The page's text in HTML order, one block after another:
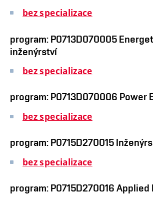
bez specializace
program: P0713D070005
inženýrství
bez specializace
program: P0713D070006 Power
bez specializace
program: P0715D270015
bez specializace
program: P0715D270016